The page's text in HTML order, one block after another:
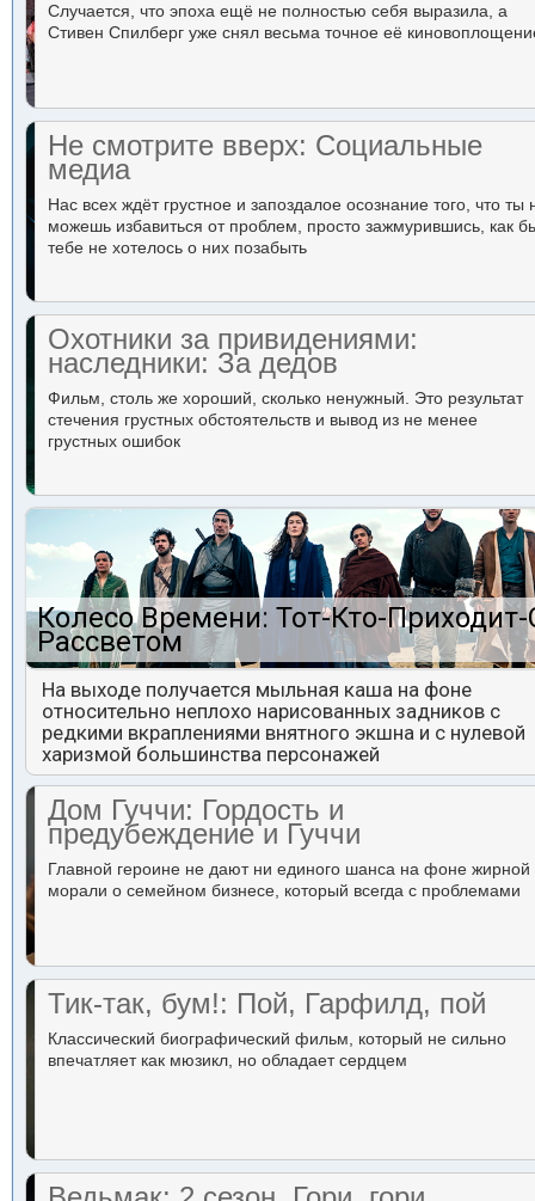
Случается, что эпоха ещё не полностью себя выразила, а
Стивен Спилберг уже снял весьма точное её
Не смотрите вверх: Социальные
медиа
Нас всех ждёт грустное и запоздалое осознание того, что ты
можешь избавиться от проблем, просто зажмурившись, как
тебе не хотелось о них позабыть
Охотники за привидениями:
наследники: За дедов
Фильм, столь же хороший, сколько ненужный. Это результат
стечения грустных обстоятельств и вывод из не менее
грустных ошибок
Колесо Времени: Тот-Кто-
Рассветом
На выходе получается мыльная каша на фоне
относительно неплохо нарисованных задников с
редкими вкраплениями внятного экшна и с нулевой
харизмой большинства персонажей
Дом Гуччи: Гордость и
предубеждение и Гуччи
Главной героине не дают ни единого шанса на фоне жирной
морали о семейном бизнесе, который всегда с проблемами
Тик-так, бум!: Пой, Гарфилд, пой
Классический биографический фильм, который не сильно
впечатляет как мюзикл, но обладает сердцем